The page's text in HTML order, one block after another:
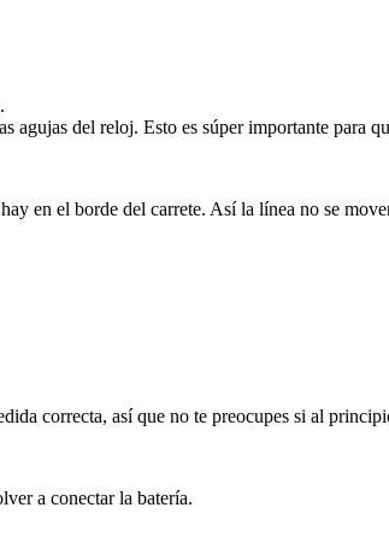
del reloj. Esto es súper importante para
en el borde del carrete. Así la línea no se
correcta, así que no te preocupes si al
a conectar la batería.